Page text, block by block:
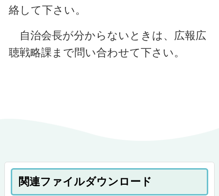
絡して下さい。
自治会長が分からないときは、広報広
聴戦略課まで問い合わせて下さい。
関連ファイルダウンロード